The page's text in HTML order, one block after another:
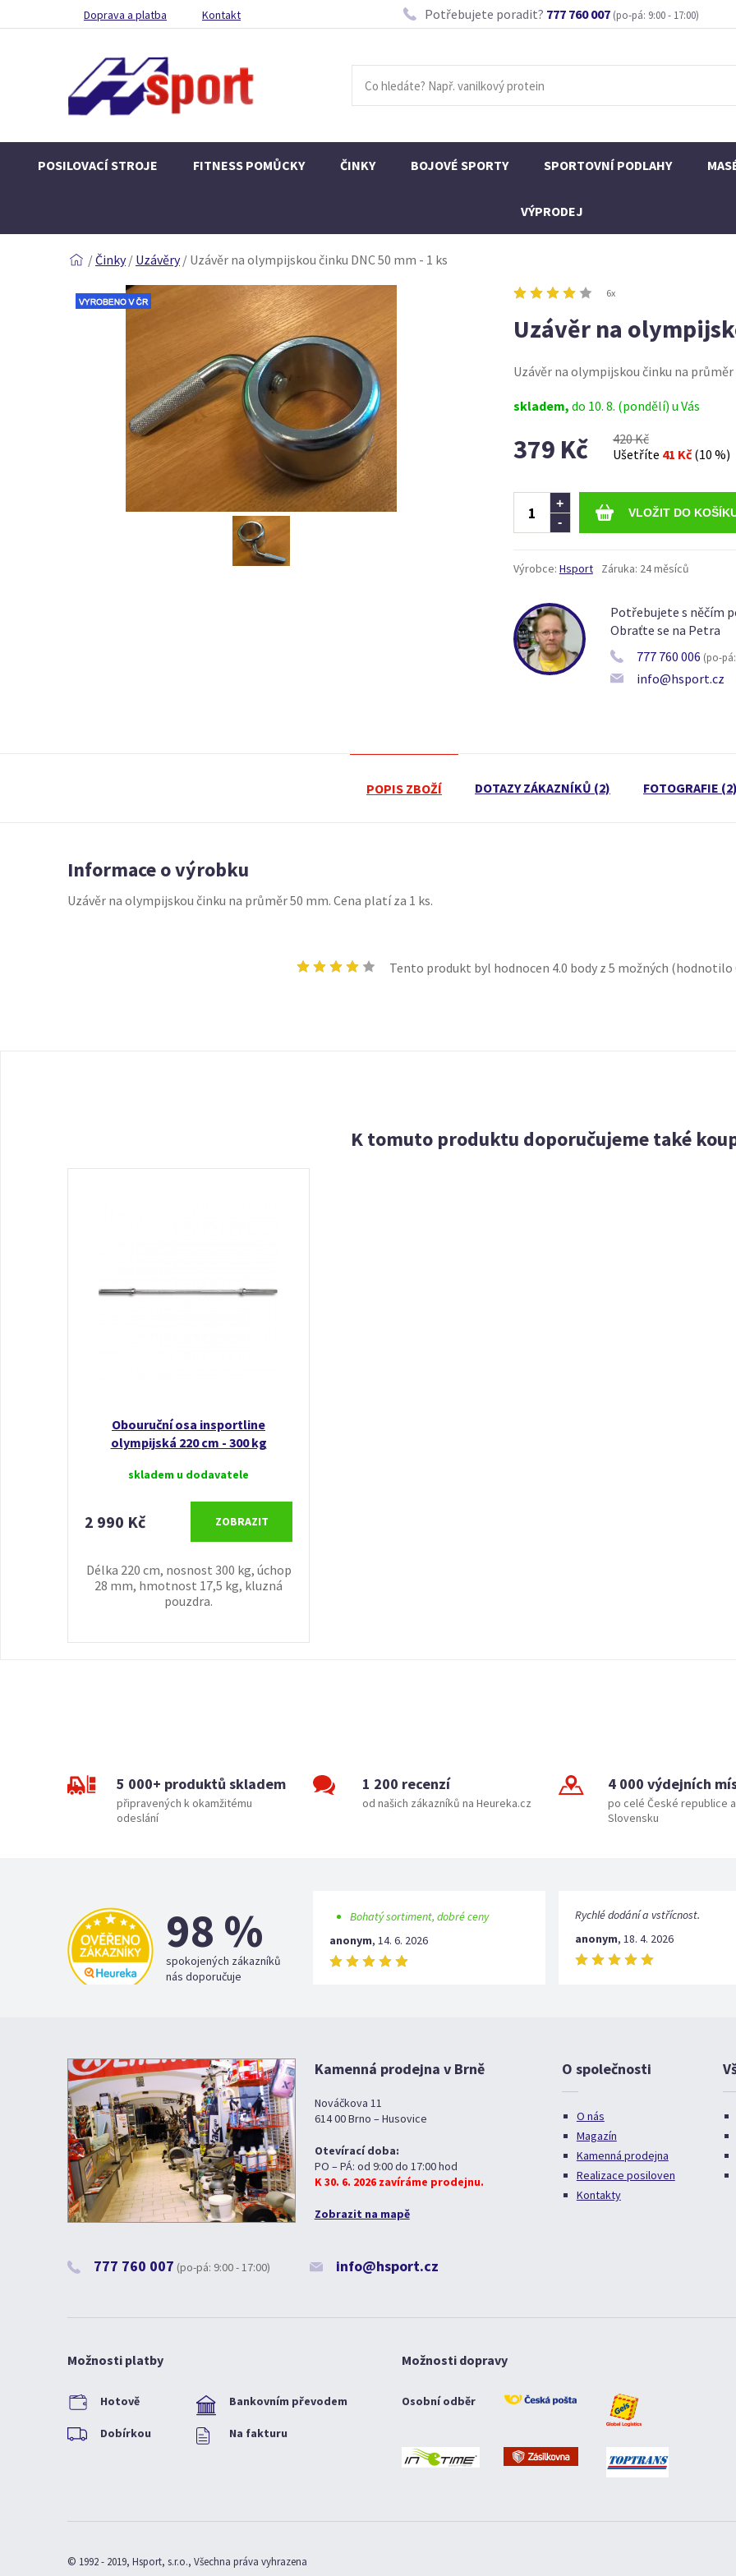
Doprava a platba Kontakt Potřebujete poradit? 777 760 007 (po-pá: 9:00 - 17:00)
POSILOVACÍ STROJE FITNESS POMŮCKY ČINKY BOJOVÉ SPORTY SPORTOVNÍ PODLAHY
VÝPRODEJ
/Činky / Uzávěry / Uzávěr na olympijskou činku DNC 50 mm - 1 ks
6x
Uzávěr na
Uzávěr na olympijskou činku na
skladem, do 10. 8. (pondělí) u Vás
379 Kč
420 Kč
Ušetříte 41 Kč (10 %)
-
+
Výrobce: Hsport Záruka: 24 měsíců
Potřebujete s něčím
Obraťte se na Petra
777 760 006 (po-
info@hsport.cz
POPIS ZBOŽÍ DOTAZY ZÁKAZNÍKŮ (2) FOTOGRAFIE
Informace o výrobku
Uzávěr na olympijskou činku na průměr 50 mm. Cena platí za 1 ks.
Tento produkt byl hodnocen 4.0 body z 5 možných (hodnotilo
K tomuto produktu doporučujeme také
Obouruční osa insportline
olympijská 220 cm - 300 kg
skladem u dodavatele
2 990 Kč ZOBRAZIT
Délka 220 cm, nosnost 300 kg, úchop
28 mm, hmotnost 17,5 kg, kluzná
pouzdra.
5 000+ produktů skladem
připravených k okamžitému
odeslání
1 200 recenzí
od našich zákazníků na Heureka.cz
4 000 výdejních
po celé České republice a
Slovensku
98 %
spokojených zákazníků
nás doporučuje
Bohatý sortiment, dobré ceny
anonym, 14. 6. 2026
Rychlé dodání a vstřícnost.
anonym, 18. 4. 2026
Kamenná prodejna v Brně
Nováčkova 11
614 00 Brno – Husovice
Otevírací doba:
PO – PÁ: od 9:00 do 17:00 hod
K 30. 6. 2026 zavíráme prodejnu.
Zobrazit na mapě
777 760 007 (po-pá: 9:00 - 17:00) info@hsport.cz
O společnosti
O nás
Magazín
Kamenná prodejna
Realizace posiloven
Kontakty
Možnosti platby
Hotově Bankovním převodem
Dobírkou Na fakturu
Možnosti dopravy
Osobní odběr
© 1992 - 2019, Hsport, s.r.o., Všechna práva vyhrazena